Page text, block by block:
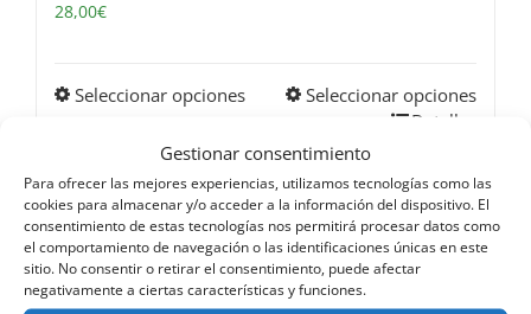
Gestionar consentimiento
Para ofrecer las mejores experiencias, utilizamos tecnologías como las
cookies para almacenar y/o acceder a la información del dispositivo. El
consentimiento de estas tecnologías nos permitirá procesar datos como
el comportamiento de navegación o las identificaciones únicas en este
sitio. No consentir o retirar el consentimiento, puede afectar
negativamente a ciertas características y funciones.
28,00€
Seleccionar opcionesEste
tiene
múltiples
variantes.
Las
opciones
Seleccionar opciones
Detalles